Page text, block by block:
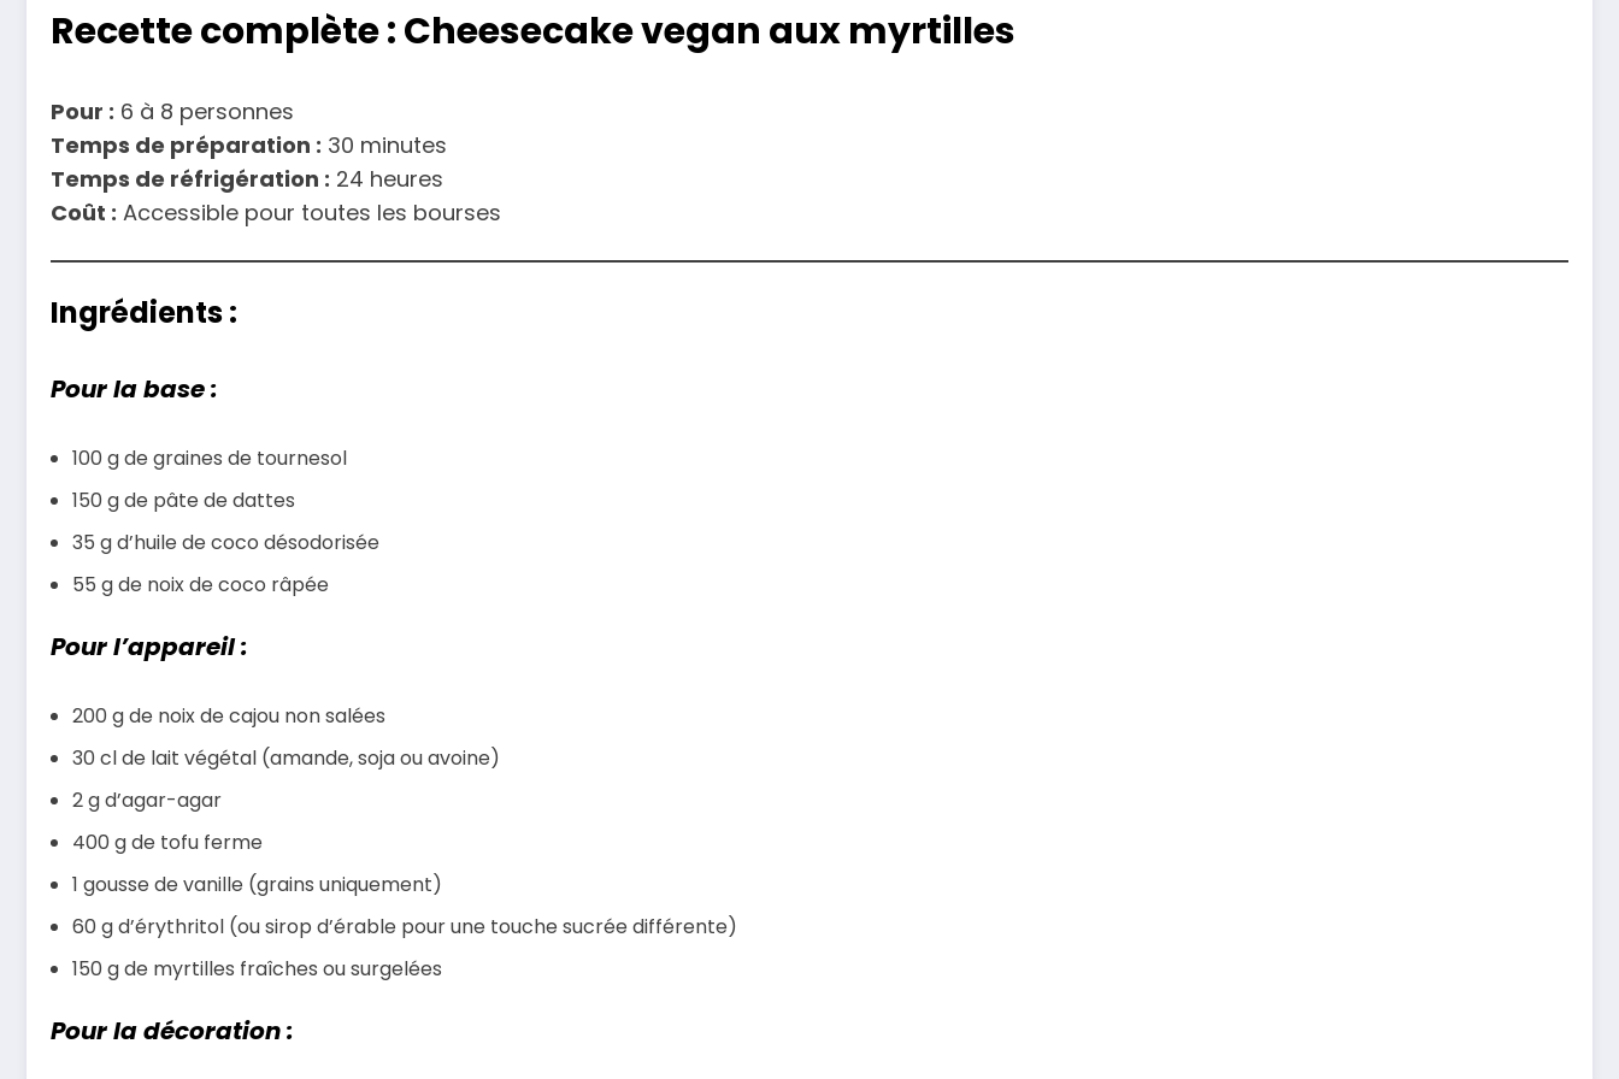
Recette complète : Cheesecake vegan aux myrtilles
Pour : 6 à 8 personnes
Temps de préparation : 30 minutes
Temps de réfrigération : 24 heures
Coût : Accessible pour toutes les bourses
Ingrédients :
Pour la base :
100 g de graines de tournesol
150 g de pâte de dattes
35 g d’huile de coco désodorisée
55 g de noix de coco râpée
Pour l’appareil :
200 g de noix de cajou non salées
30 cl de lait végétal (amande, soja ou avoine)
2 g d’agar-agar
400 g de tofu ferme
1 gousse de vanille (grains uniquement)
60 g d’érythritol (ou sirop d’érable pour une touche sucrée différente)
150 g de myrtilles fraîches ou surgelées
Pour la décoration :